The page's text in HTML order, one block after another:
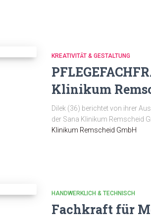
KREATIVITÄT & GESTALTUNG
Klinikum
Dilek (36) berichtet von ihrer
der Sana Klinikum Remscheid
Klinikum Remscheid GmbH
HANDWERKLICH & TECHNISCH
Fachkraft für